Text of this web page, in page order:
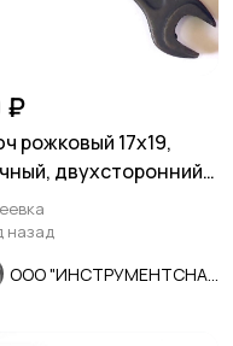
₽
рожковый 17х19,
двухсторонний,
2389-80, СССР.
назад